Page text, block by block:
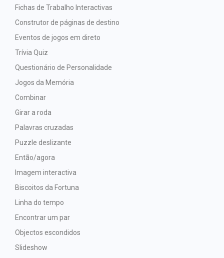
Fichas de Trabalho Interactivas
Construtor de páginas de destino
Eventos de jogos em direto
Trívia Quiz
Questionário de Personalidade
Jogos da Memória
Combinar
Girar a roda
Palavras cruzadas
Puzzle deslizante
Então/agora
Imagem interactiva
Biscoitos da Fortuna
Linha do tempo
Encontrar um par
Objectos escondidos
Slideshow